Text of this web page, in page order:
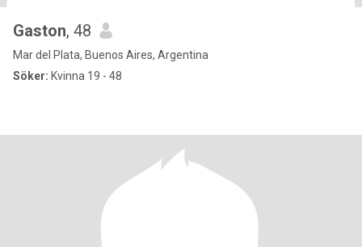
Gaston, 48
Mar del Plata, Buenos Aires, Argentina
Söker: Kvinna 19 - 48